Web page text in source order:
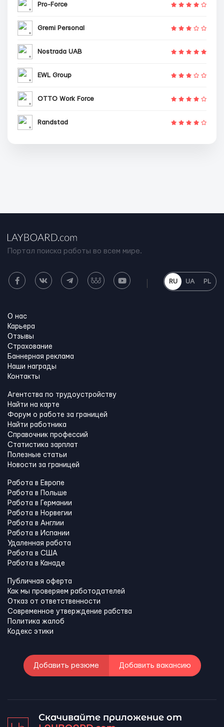
Pro-Force
Gremi Personal
Nostrada UAB
EWL Group
OTTO Work Force
Randstad
Портал поиска работы во всем мире.
RU UA PL
О нас
Карьера
Отзывы
Страхование
Баннерная реклама
Наши награды
Контакты
Агентства по трудоустройству
Найти на карте
Форум о работе за границей
Найти работника
Справочник профессий
Статистика зарплат
Полезные статьи
Новости за границей
Работа в Европе
Работа в Польше
Работа в Германии
Работа в Норвегии
Работа в Англии
Работа в Испании
Удаленная работа
Работа в США
Работа в Канадe
Публичная оферта
Как мы проверяем работодателей
Отказ от ответственности
Современное утверждение рабства
Политика жалоб
Кодекс этики
Добавить резюме Добавить вакансию
Скачивайте приложение от